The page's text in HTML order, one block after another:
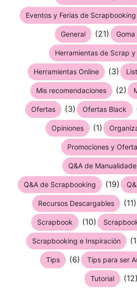
Eventos y Ferias de Scrapbooking
General (21) Goma
Herramientas de Scrap
Herramientas Online (3)
Mis recomendaciones (2)
Ofertas (3) Ofertas Black
Opiniones (1)
Promociones y
Q&A de
Q&A de Scrapbooking (19)
Recursos Descargables (11)
Scrapbook (10)
Scrapbooking e Inspiración
Tips (6) Tips para ser
Tutorial (12)